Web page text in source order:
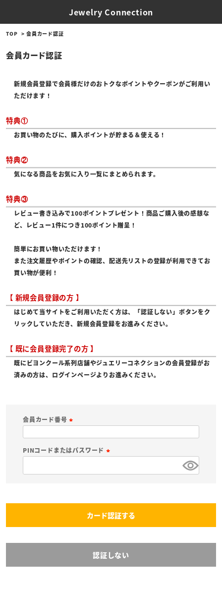
Jewelry Connection
TOP 会員カード認証
会員カード認証
新規会員登録で会員様だけのおトクなポイントやクーポンがご利用い
ただけます！
特典①
お買い物のたびに、購入ポイントが貯まる＆使える！
特典②
気になる商品をお気に入り一覧にまとめられます。
特典③
レビュー書き込みで100ポイントプレゼント！商品ご購入後の感想な
ど、レビュー1件につき100ポイント贈呈！
簡単にお買い物いただけます！
また注文履歴やポイントの確認、配送先リストの登録が利用できてお
買い物が便利！
【 新規会員登録の方 】
はじめて当サイトをご利用いただく方は、「認証しない」ボタンをク
リックしていただき、新規会員登録をお進みください。
【 既に会員登録完了の方 】
既にビヨンクール系列店舗やジュエリーコネクションの会員登録がお
済みの方は、ログインページよりお進みください。
会員カード番号
必
須
PINコードまたはパスワード
)
カード認証する
認証しない